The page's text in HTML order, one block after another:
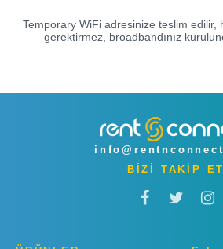
Temporary WiFi adresinize teslim edilir,
gerektirmez, broadbandınız
BİZİ TAKİP ET